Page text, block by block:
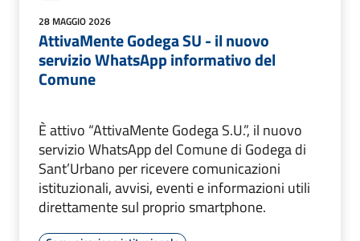
28 MAGGIO 2026
AttivaMente Godega SU - il nuovo
servizio WhatsApp informativo del
Comune
È attivo “AttivaMente Godega S.U.”, il nuovo
servizio WhatsApp del Comune di Godega di
Sant’Urbano per ricevere comunicazioni
istituzionali, avvisi, eventi e informazioni utili
direttamente sul proprio smartphone.